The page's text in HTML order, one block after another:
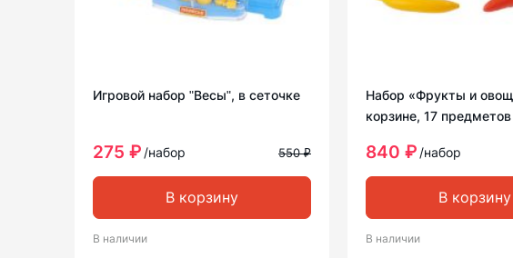
Игровой набор ʺВесыʺ, в сеточке
275 ₽ /набор 550 ₽
В корзину
В наличии
Набор «Фрукты и
корзине, 17 предметов
840 ₽ /набор
В корзину
В наличии